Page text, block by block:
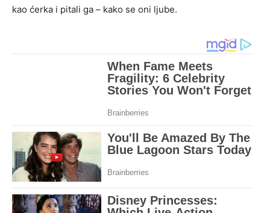
kao ćerka i pitali ga – kako se oni ljube.